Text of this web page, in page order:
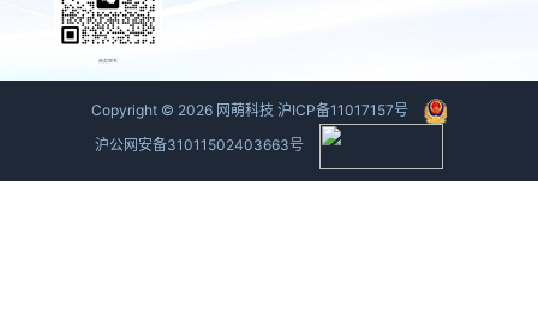
商务联系
Copyright © 2026 网萌科技 沪ICP备11017157号
沪公网安备31011502403663号